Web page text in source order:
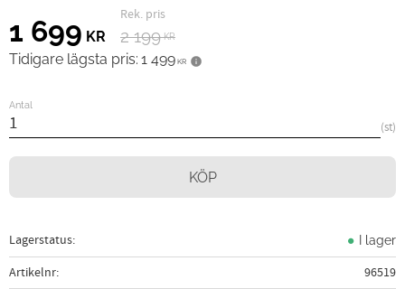
Nedsatt pris:
1 699 KR
Ordinarie pris:
2 199KR
Tidigare lägsta pris: 1 499 KR
Antal
st
KÖP
Lagerstatus I lager
Artikelnr
96519